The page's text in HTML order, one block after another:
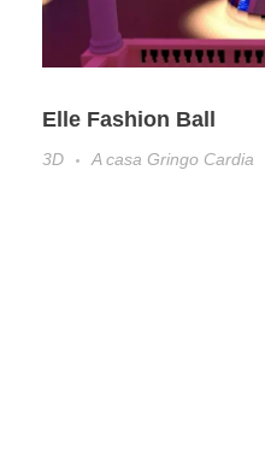
Elle Fashion Ball
3D
A casa Gringo Cardia